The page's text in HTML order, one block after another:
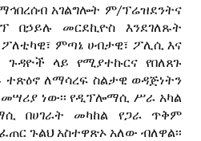
አገልግሎት ም/ፕሬዝደንትና
በኃይሉ መርደኪዮስ እንደገለጹት
ምጣኔ ሀብታዊ፣ ፖሊሲ እና
ላይ የሚያተኩርና የበለጸጉ
ተጽዕኖ ለማሳረፍ ስልታዊ ወዳጅነትን
ነው፡፡ የዲፕሎማሲ ሥራ አካል
በሀገራት መካከል የጋራ ጥቅም
ጉልህ አስተዋጽኦ አለው ብለዋል፡፡